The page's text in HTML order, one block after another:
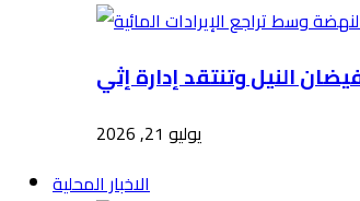
يوليو 21, 2026
الاخبار المحلية